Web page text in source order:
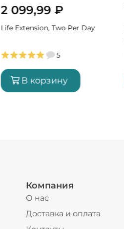
2 099,99₽
Life Extension, Two Per Day
5
В корзину
Компания
О нас
Доставка и оплата